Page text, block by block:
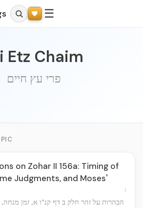
☰
Etz Chaim
פרי עץ חיים
on Zohar II 156a: Timing of
Judgments, and Moses'
הבהרות על זהר חלק ב דף קנ"ו א, זמן מנחה,
›